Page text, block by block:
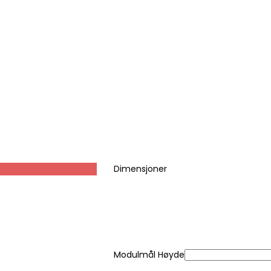
Dimensjoner
Modulmål Høyde